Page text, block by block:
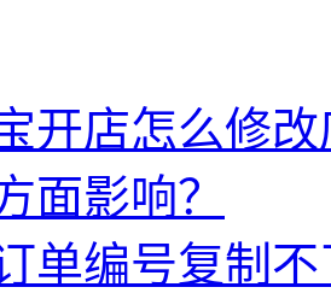
开店怎么修
面影响？
单编号复制